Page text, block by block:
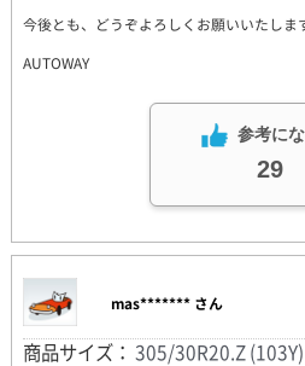
今後とも、どうぞよろしくお願いいたしま
AUTOWAY
参考に
29
mas******* さん
商品サイズ： 305/30R20.Z